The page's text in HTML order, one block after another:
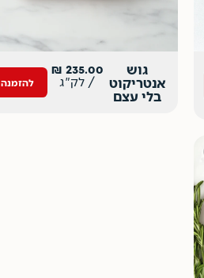
גוש
אנטריקוט
בלי עצם
235.00
₪
/ לק"ג
להזמנה